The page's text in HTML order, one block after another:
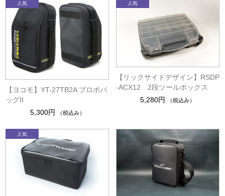
【ヨコモ】YT-27TB2A プロポバ
ッグII
5,300円
（税込み）
【リックサイドデザイン】RSDP
-ACX12 2段ツールボックス
5,280円
（税込み）